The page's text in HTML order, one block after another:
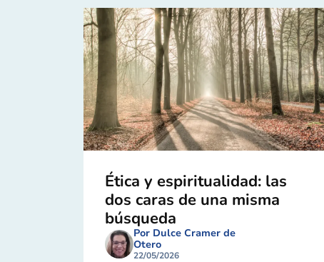
Ética y espiritualidad: las
dos caras de una misma
búsqueda
Por Dulce Cramer de
Otero
22/05/2026